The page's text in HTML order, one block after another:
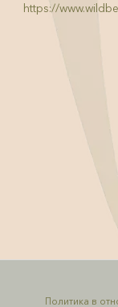
https://
Политика в